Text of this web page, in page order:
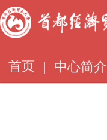
首页 | 中心简介